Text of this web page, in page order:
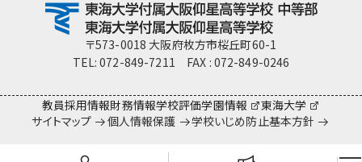
team Gyosei team Gyosei
〒573-0018 大阪府枚方市桜丘町60-1
TEL: 072-849-7211 FAX : 072-849-0246
教員採用情報財務情報学校評価学園情報
東海大学
サイトマップ
個人情報保護 学校いじめ防止基本方針